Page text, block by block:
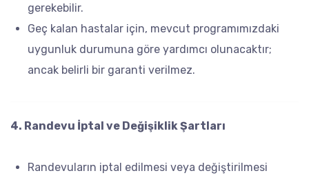
gerekebilir.
Geç kalan hastalar için, mevcut programımızdaki
uygunluk durumuna göre yardımcı olunacaktır;
ancak belirli bir garanti verilmez.
4. Randevu İptal ve Değişiklik Şartları
Randevuların iptal edilmesi veya değiştirilmesi